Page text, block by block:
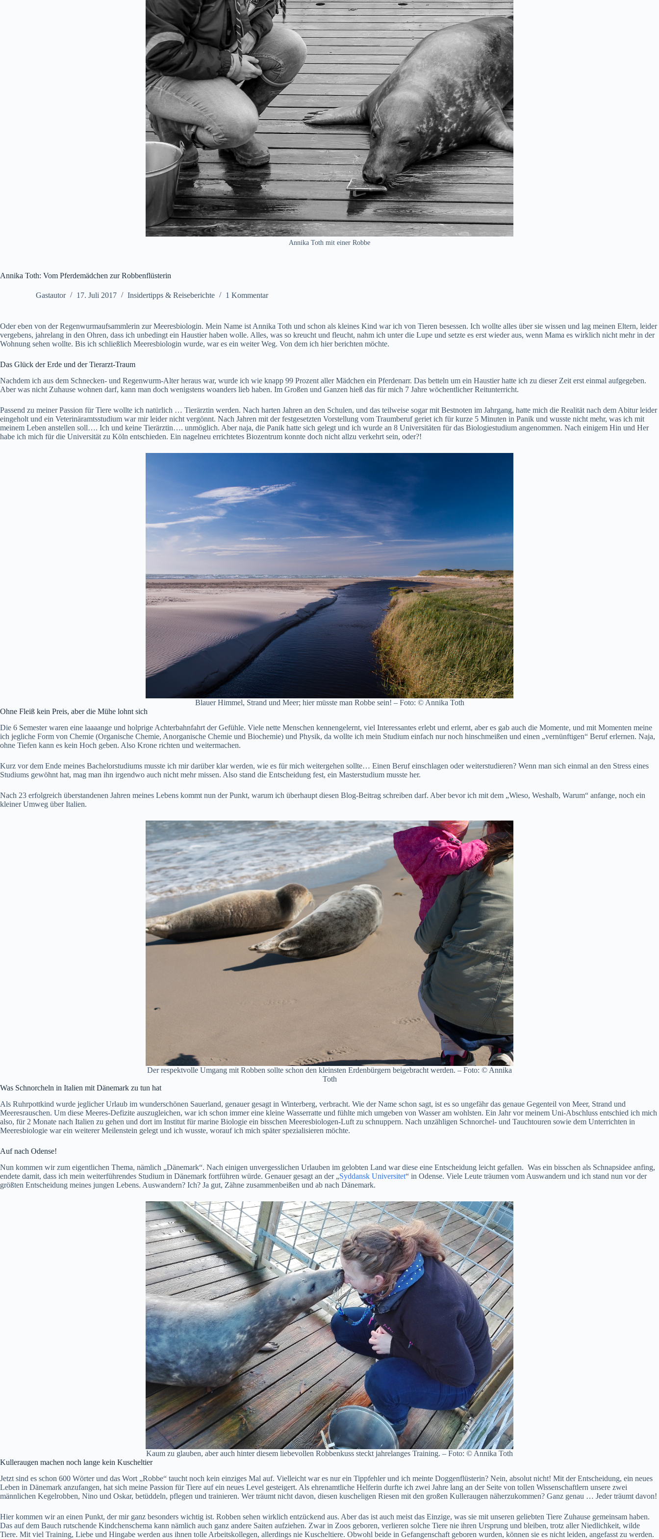
Annika Toth mit einer Robbe
Annika Toth: Vom Pferdemädchen zur Robbenflüsterin
Gastautor 17. Juli 2017 Insidertipps & Reiseberichte 1 Kommentar
Oder eben von der Regenwurmaufsammlerin zur Meeresbiologin. Mein Name ist Annika Toth und schon als kleines Kind war ich von Tieren besessen. Ich wollte alles über sie wissen und lag meinen Eltern, leider
vergebens, jahrelang in den Ohren, dass ich unbedingt ein Haustier haben wolle. Alles, was so kreucht und fleucht, nahm ich unter die Lupe und setzte es erst wieder aus, wenn Mama es wirklich nicht mehr in der
Wohnung sehen wollte. Bis ich schließlich Meeresbiologin wurde, war es ein weiter Weg. Von dem ich hier berichten möchte.
Das Glück der Erde und der Tierarzt-Traum
Nachdem ich aus dem Schnecken- und Regenwurm-Alter heraus war, wurde ich wie knapp 99 Prozent aller Mädchen ein Pferdenarr. Das betteln um ein Haustier hatte ich zu dieser Zeit erst einmal aufgegeben.
Aber was nicht Zuhause wohnen darf, kann man doch wenigstens woanders lieb haben. Im Großen und Ganzen hieß das für mich 7 Jahre wöchentlicher Reitunterricht.
Passend zu meiner Passion für Tiere wollte ich natürlich … Tierärztin werden. Nach harten Jahren an den Schulen, und das teilweise sogar mit Bestnoten im Jahrgang, hatte mich die Realität nach dem Abitur leider
eingeholt und ein Veterinäramtsstudium war mir leider nicht vergönnt. Nach Jahren mit der festgesetzten Vorstellung vom Traumberuf geriet ich für kurze 5 Minuten in Panik und wusste nicht mehr, was ich mit
meinem Leben anstellen soll…. Ich und keine Tierärztin…. unmöglich. Aber naja, die Panik hatte sich gelegt und ich wurde an 8 Universitäten für das Biologiestudium angenommen. Nach einigem Hin und Her
habe ich mich für die Universität zu Köln entschieden. Ein nagelneu errichtetes Biozentrum konnte doch nicht allzu verkehrt sein, oder?!
Blauer Himmel, Strand und Meer; hier müsste man Robbe sein! – Foto: © Annika Toth
Ohne Fleiß kein Preis, aber die Mühe lohnt sich
Die 6 Semester waren eine laaaange und holprige Achterbahnfahrt der Gefühle. Viele nette Menschen kennengelernt, viel Interessantes erlebt und erlernt, aber es gab auch die Momente, und mit Momenten meine
ich jegliche Form von Chemie (Organische Chemie, Anorganische Chemie und Biochemie) und Physik, da wollte ich mein Studium einfach nur noch hinschmeißen und einen „vernünftigen“ Beruf erlernen. Naja,
ohne Tiefen kann es kein Hoch geben. Also Krone richten und weitermachen.
Kurz vor dem Ende meines Bachelorstudiums musste ich mir darüber klar werden, wie es für mich weitergehen sollte… Einen Beruf einschlagen oder weiterstudieren? Wenn man sich einmal an den Stress eines
Studiums gewöhnt hat, mag man ihn irgendwo auch nicht mehr missen. Also stand die Entscheidung fest, ein Masterstudium musste her.
Nach 23 erfolgreich überstandenen Jahren meines Lebens kommt nun der Punkt, warum ich überhaupt diesen Blog-Beitrag schreiben darf. Aber bevor ich mit dem „Wieso, Weshalb, Warum“ anfange, noch ein
kleiner Umweg über Italien.
Der respektvolle Umgang mit Robben sollte schon den kleinsten Erdenbürgern beigebracht werden. – Foto: © Annika
Toth
Was Schnorcheln in Italien mit Dänemark zu tun hat
Als Ruhrpottkind wurde jeglicher Urlaub im wunderschönen Sauerland, genauer gesagt in Winterberg, verbracht. Wie der Name schon sagt, ist es so ungefähr das genaue Gegenteil von Meer, Strand und
Meeresrauschen. Um diese Meeres-Defizite auszugleichen, war ich schon immer eine kleine Wasserratte und fühlte mich umgeben von Wasser am wohlsten. Ein Jahr vor meinem Uni-Abschluss entschied ich mich
also, für 2 Monate nach Italien zu gehen und dort im Institut für marine Biologie ein bisschen Meeresbiologen-Luft zu schnuppern. Nach unzähligen Schnorchel- und Tauchtouren sowie dem Unterrichten in
Meeresbiologie war ein weiterer Meilenstein gelegt und ich wusste, worauf ich mich später spezialisieren möchte.
Auf nach Odense!
Nun kommen wir zum eigentlichen Thema, nämlich „Dänemark“. Nach einigen unvergesslichen Urlauben im gelobten Land war diese eine Entscheidung leicht gefallen. Was ein bisschen als Schnapsidee anfing,
endete damit, dass ich mein weiterführendes Studium in Dänemark fortführen würde. Genauer gesagt an der „Syddansk Universitet“ in Odense. Viele Leute träumen vom Auswandern und ich stand nun vor der
größten Entscheidung meines jungen Lebens. Auswandern? Ich? Ja gut, Zähne zusammenbeißen und ab nach Dänemark.
Kaum zu glauben, aber auch hinter diesem liebevollen Robbenkuss steckt jahrelanges Training. – Foto: © Annika Toth
Kulleraugen machen noch lange kein Kuscheltier
Jetzt sind es schon 600 Wörter und das Wort „Robbe“ taucht noch kein einziges Mal auf. Vielleicht war es nur ein Tippfehler und ich meinte Doggenflüsterin? Nein, absolut nicht! Mit der Entscheidung, ein neues
Leben in Dänemark anzufangen, hat sich meine Passion für Tiere auf ein neues Level gesteigert. Als ehrenamtliche Helferin durfte ich zwei Jahre lang an der Seite von tollen Wissenschaftlern unsere zwei
männlichen Kegelrobben, Nino und Oskar, betüddeln, pflegen und trainieren. Wer träumt nicht davon, diesen kuscheligen Riesen mit den großen Kulleraugen näherzukommen? Ganz genau … Jeder träumt davon!
Hier kommen wir an einen Punkt, der mir ganz besonders wichtig ist. Robben sehen wirklich entzückend aus. Aber das ist auch meist das Einzige, was sie mit unseren geliebten Tiere Zuhause gemeinsam haben.
Das auf dem Bauch rutschende Kindchenschema kann nämlich auch ganz andere Saiten aufziehen. Zwar in Zoos geboren, verlieren solche Tiere nie ihren Ursprung und bleiben, trotz aller Niedlichkeit, wilde
Tiere. Mit viel Training, Liebe und Hingabe werden aus ihnen tolle Arbeitskollegen, allerdings nie Kuscheltiere. Obwohl beide in Gefangenschaft geboren wurden, können sie es nicht leiden, angefasst zu werden.